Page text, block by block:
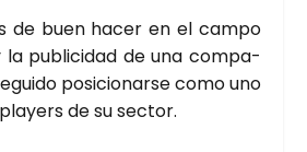
de buen hacer en el cam­po
la publi­ci­dad de una com­pa­
posi­cio­nar­se como uno
de su sec­tor.